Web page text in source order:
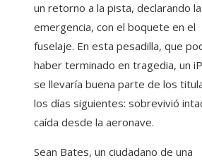
un retorno a la pista, declarando la
emergencia, con el boquete en el
fuselaje. En esta pesadilla, que
haber terminado en tragedia, un
se llevaría buena parte de los
los días siguientes: sobrevivió
caída desde la aeronave.
Sean Bates, un ciudadano de una